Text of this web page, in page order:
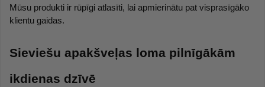
Mūsu produkti ir rūpīgi atlasīti, lai apmierinātu pat visprasīgāko
klientu gaidas.
Sieviešu apakšveļas loma pilnīgākām
ikdienas dzīvē